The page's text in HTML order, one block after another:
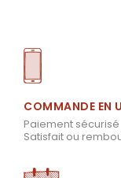
COMMANDE EN
Paiement sécurisé
Satisfait ou